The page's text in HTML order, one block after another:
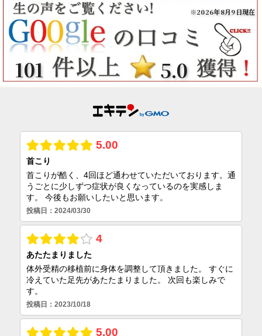
※2026年8月9日現在
101 5.0